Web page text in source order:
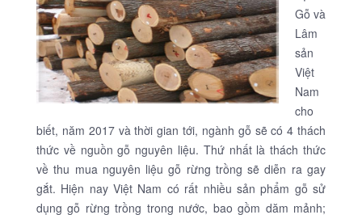
Gỗ và
Lâm
sản
Việt
Nam
cho
biết, năm 2017 và thời gian tới, ngành gỗ sẽ có 4 thách
thức về nguồn gỗ nguyên liệu. Thứ nhất là thách thức
về thu mua nguyên liệu gỗ rừng trồng sẽ diễn ra gay
gắt. Hiện nay Việt Nam có rất nhiều sản phẩm gỗ sử
dụng gỗ rừng trồng trong nước, bao gồm dăm mảnh;